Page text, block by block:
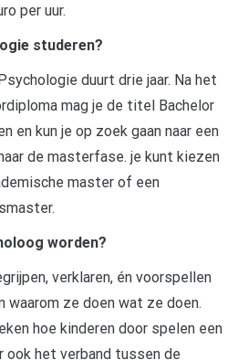
per uur.
studeren?
duurt drie jaar. Na het
mag je de titel Bachelor
en kun je op zoek gaan naar een
de masterfase. je kunt kiezen
master of een
worden?
verklaren, én voorspellen
waarom ze doen wat ze doen.
hoe kinderen door spelen een
ook het verband tussen de